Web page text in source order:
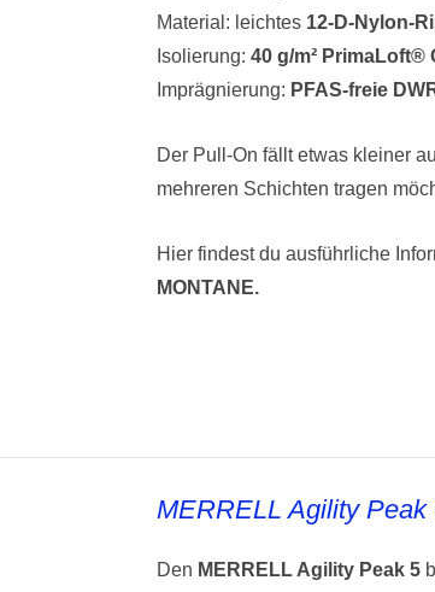
Material: leichtes 12-D-Nylon-
Isolierung:40 g/m² PrimaLoft®
Imprägnierung: PFAS-freie
Der Pull-On fällt etwas kleiner
mehreren Schichten tragen
Hier findest du ausführliche
MONTANE.
MERRELL Agility Peak
Den MERRELL Agility Peak 5